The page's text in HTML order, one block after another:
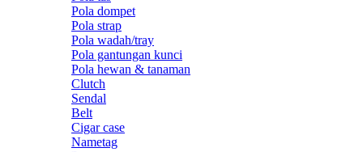
Pola dompet
Pola strap
Pola wadah/tray
Pola gantungan kunci
Pola hewan & tanaman
Clutch
Sendal
Belt
Cigar case
Nametag